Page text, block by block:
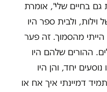
גם בחיים שלי", אומרת
ולבית ספר היו
הייתי מהסמוך. זה פער
ההורים שלהם היו
יחד, והן היו
דמיינתי איך אח או